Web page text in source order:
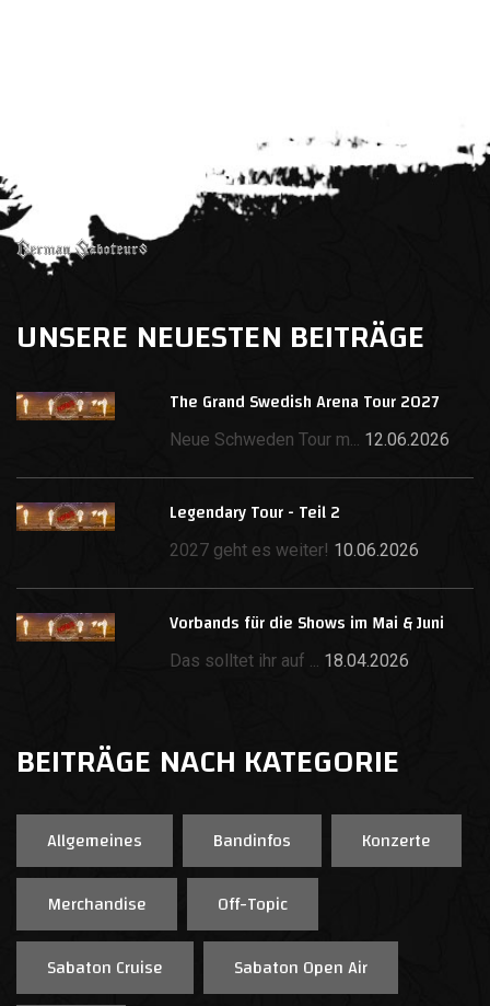
UNSERE NEUESTEN BEITRÄGE
The Grand Swedish Arena Tour 2027
Neue Schweden Tour m... 12.06.2026
Legendary Tour - Teil 2
2027 geht es weiter! 10.06.2026
Vorbands für die Shows im Mai & Juni
Das solltet ihr auf ... 18.04.2026
BEITRÄGE NACH KATEGORIE
Allgemeines Bandinfos
Konzerte
Merchandise
Off-Topic
Sabaton Cruise
Sabaton Open Air